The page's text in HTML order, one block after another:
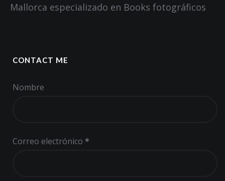
Mallorca especializado en Books fotográficos
CONTACT ME
Nombre
Correo electrónico *